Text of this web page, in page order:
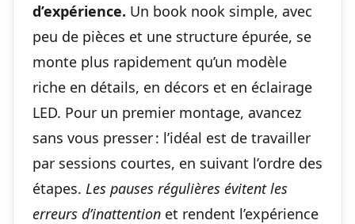
d’expérience. Un book nook simple, avec
peu de pièces et une structure épurée, se
monte plus rapidement qu’un modèle
riche en détails, en décors et en éclairage
LED. Pour un premier montage, avancez
sans vous presser : l’idéal est de travailler
par sessions courtes, en suivant l’ordre des
étapes. Les pauses régulières évitent les
erreurs d’inattention et rendent l’expérience